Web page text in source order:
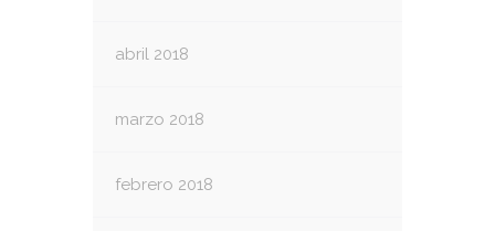
abril 2018
marzo 2018
febrero 2018